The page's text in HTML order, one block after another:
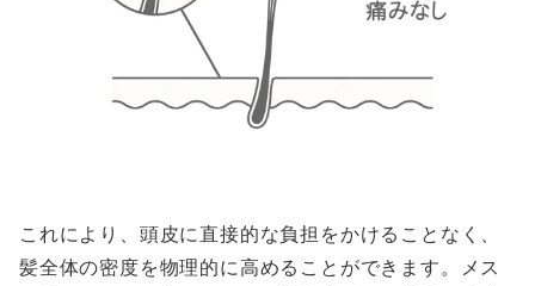
これにより、頭皮に直接的な負担をかけることなく、
髪全体の密度を物理的に高めることができます。メス